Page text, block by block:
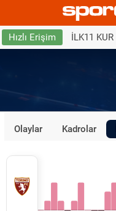
Hızlı Erişim İLK11 KUR
Olaylar Kadrolar